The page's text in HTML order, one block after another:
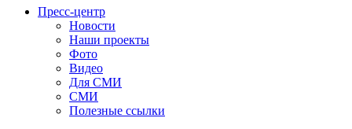
Пресс-центр
Новости
Наши проекты
Фото
Видео
Для СМИ
СМИ
Полезные ссылки